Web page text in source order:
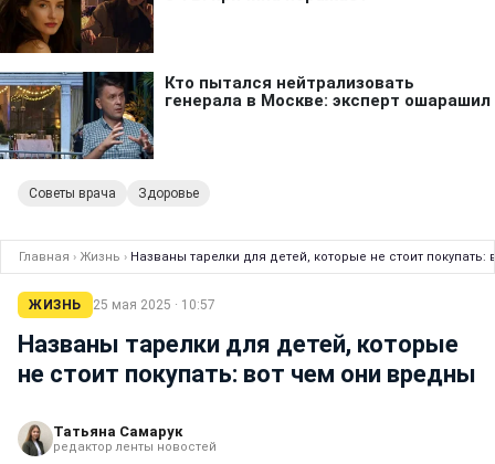
Советы врача Здоровье
Главная › Жизнь › Названы тарелки для детей, которые не стоит
ЖИЗНЬ 25 мая 2025 · 10:57
Названы тарелки для детей, которые
не стоит покупать: вот чем они вредны
Татьяна Самарук
редактор ленты новостей